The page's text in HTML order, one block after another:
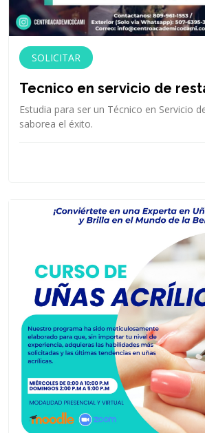
SOLICITAR
Tecnico en servicio de
Estudia para ser un Técnico en Servicio
saborea el éxito.